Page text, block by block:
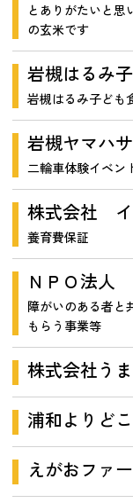
とありがたいと思
の玄米です
岩槻はるみ
岩槻はるみ子ども
岩槻ヤマハ
二輪車体験イベン
株式会社 イ
養育費保証
ＮＰＯ法人
障がいのある者と
もらう事業等
株式会社う
浦和よりど
えがおファ